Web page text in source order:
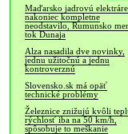
Maďarsko jadrovú
nakoniec kompletne
neodstavilo, Rumunsko
tok Dunaja
Alza nasadila dve novinky,
jednu užitočnú a jednu
kontroverznú
Slovensko.sk má opäť
technické problémy
Železnice znižujú kvôli
rýchlosť iba na 50 km/h,
spôsobuje to meškanie